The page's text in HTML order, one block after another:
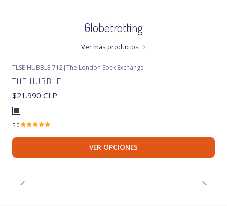
Globetrotting
Ver más productos
TLSE-HUBBLE-712|The London Sock Exchange
THE HUBBLE
$21.990 CLP
5.0
VER OPCIONES